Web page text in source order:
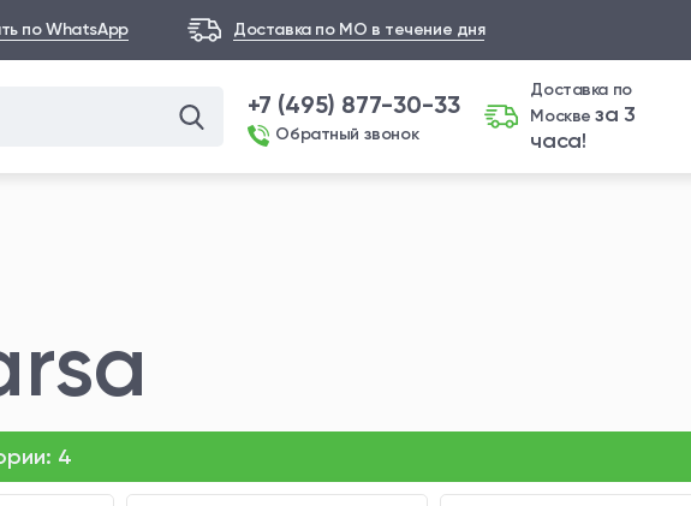
по WhatsApp Доставка по МО в течение дня
+7 (495) 877-30-33
Обратный звонок
Доставка по
Москвеза 3
часа!
4